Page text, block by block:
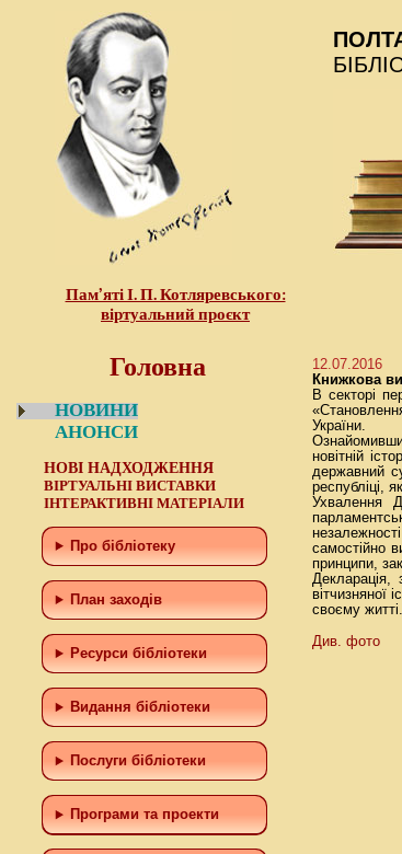
Пам’яті І. П. Котляревського:
віртуальний проєкт
Головна
НОВИНИ
АНОНСИ
НОВІ НАДХОДЖЕННЯ
ВІРТУАЛЬНІ ВИСТАВКИ
ІНТЕРАКТИВНІ МАТЕРІАЛИ
Про бібліотеку
План заходів
Ресурси бібліотеки
Видання бібліотеки
Послуги бібліотеки
Програми та проекти
12.07.2016
Книжкова
В секторі
України.
новітній
державний
республіці,
Ухвалення
самостійно
принципи,
Декларація,
вітчизняної
своєму житті.
Див. фото